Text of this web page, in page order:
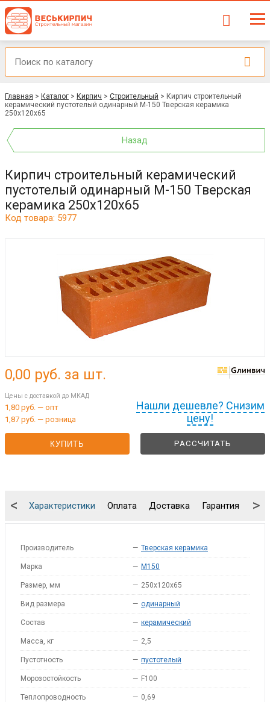
Главная > Каталог > Кирпич > Строительный > Кирпич строительный
керамический пустотелый одинарный М-150 Тверская керамика
250х120х65
Назад
Кирпич строительный керамический
пустотелый одинарный М-150 Тверская
керамика 250х120х65
Код товара: 5977
Нашли дешевле? Снизим
цену!
0,00 руб. за шт.
Цены с доставкой до МКАД
1,80 руб. — опт
1,87 руб. — розница
КУПИТЬ РАССЧИТАТЬ
Характеристики Оплата Доставка Гарантия
< >
Производитель — Тверская керамика
Марка — M150
Размер, мм — 250х120х65
Вид размера — одинарный
Состав — керамический
Масса, кг — 2,5
Пустотность — пустотелый
Морозостойкость — F100
Теплопроводность — 0,69